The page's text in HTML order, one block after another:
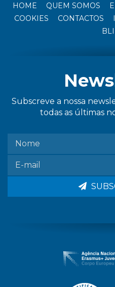
HOME QUEM SOMOS
COOKIES
CONTACTOS
Subscreve a nossa
todas as últimas